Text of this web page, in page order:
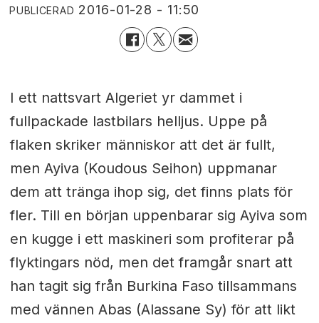
PUBLICERAD 2016-01-28 - 11:50
I ett nattsvart Algeriet yr dammet i
fullpackade lastbilars helljus. Uppe på
flaken skriker människor att det är fullt,
men Ayiva (Koudous Seihon) uppmanar
dem att tränga ihop sig, det finns plats för
fler. Till en början uppenbarar sig Ayiva som
en kugge i ett maskineri som profiterar på
flyktingars nöd, men det framgår snart att
han tagit sig från Burkina Faso tillsammans
med vännen Abas (Alassane Sy) för att likt